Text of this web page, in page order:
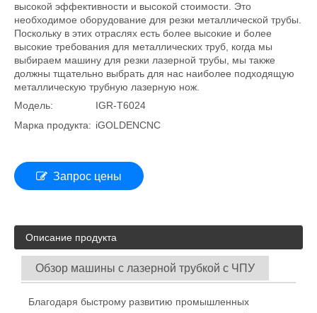
высокой эффективности и высокой стоимости. Это
необходимое оборудование для резки металлической трубы.
Поскольку в этих отраслях есть более высокие и более
высокие требования для металлических труб, когда мы
выбираем машину для резки лазерной трубы, мы также
должны тщательно выбрать для нас наиболее подходящую
металлическую трубную лазерную нож.
Модель:
IGR-T6024
Марка продукта: iGOLDENCNC
Запрос цены
Описание продукта
Обзор машины с лазерной трубкой с ЧПУ
Благодаря быстрому развитию промышленных